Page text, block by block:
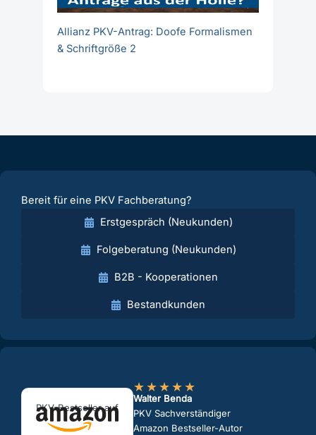
Allianz PKV-Antrag: Doofe Formalismen
& Schriftgröße 2
Bereit für eine PKV Fachberatung?
Erstgespräch (Neukunden)
Folgeberatung (Neukunden)
B2B - Kooperationen
Bestandkunden
PKV-Bestseller auf
★★★★★
Walter Benda
PKV Sachverständiger
Amazon Bestseller-Autor